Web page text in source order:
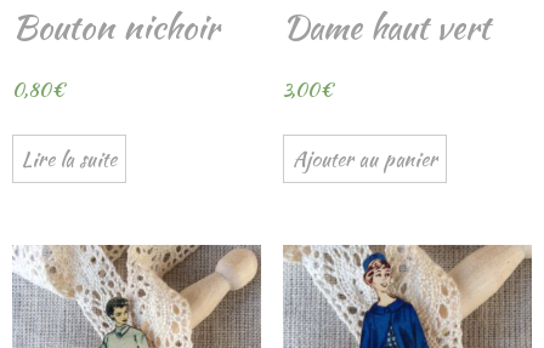
Bouton nichoir
0,80€
Lire la suite
Dame haut vert
3,00€
Ajouter au panier